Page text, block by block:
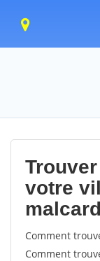
votre
malcard
Comment
Comment